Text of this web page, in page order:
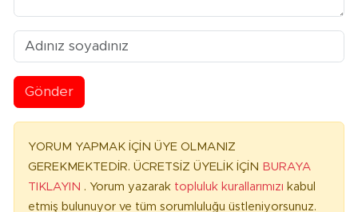
Gönder
YORUM YAPMAK İÇİN ÜYE OLMANIZ
GEREKMEKTEDİR. ÜCRETSİZ ÜYELİK İÇİN BURAYA
TIKLAYIN . Yorum yazarak topluluk kurallarımızı kabul
etmiş bulunuyor ve tüm sorumluluğu üstleniyorsunuz.